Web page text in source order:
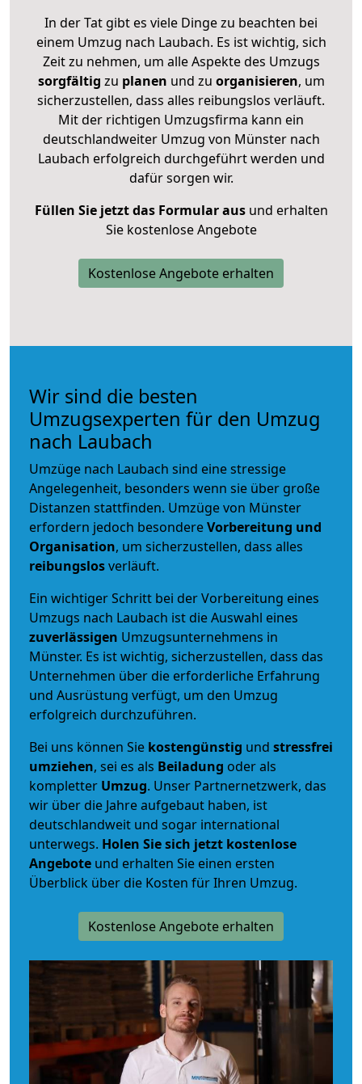
In der Tat gibt es viele Dinge zu beachten bei
einem Umzug nach Laubach. Es ist wichtig, sich
Zeit zu nehmen, um alle Aspekte des Umzugs
sorgfältig zu planen und zu organisieren, um
sicherzustellen, dass alles reibungslos verläuft.
Mit der richtigen Umzugsfirma kann ein
deutschlandweiter Umzug von Münster nach
Laubach erfolgreich durchgeführt werden und
dafür sorgen wir.
Füllen Sie jetzt das Formular ausund erhalten
Sie kostenlose Angebote
Kostenlose Angebote erhalten
Wir sind die besten
Umzugsexperten für den Umzug
nach Laubach
Umzüge nach Laubach sind eine stressige
Angelegenheit, besonders wenn sie über große
Distanzen stattfinden. Umzüge von Münster
erfordern jedoch besondereVorbereitung und
Organisation, um sicherzustellen, dass alles
reibungslosverläuft.
Ein wichtiger Schritt bei der Vorbereitung eines
Umzugs nach Laubach ist die Auswahl eines
zuverlässigen Umzugsunternehmens in
Münster. Es ist wichtig, sicherzustellen, dass das
Unternehmen über die erforderliche Erfahrung
und Ausrüstung verfügt, um den Umzug
erfolgreich durchzuführen.
Bei uns können Sie kostengünstig und stressfrei
umziehen, sei es als Beiladung oder als
kompletter Umzug. Unser Partnernetzwerk, das
wir über die Jahre aufgebaut haben, ist
deutschlandweit und sogar international
unterwegs. Holen Sie sich jetzt kostenlose
Angebote und erhalten Sie einen ersten
Überblick über die Kosten für Ihren Umzug.
Kostenlose Angebote erhalten